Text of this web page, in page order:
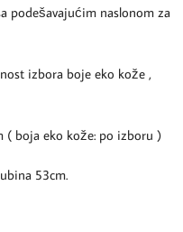
podešavajućim naslonom za
izbora boje eko kože ,
( boja eko kože: po izboru )
53cm.